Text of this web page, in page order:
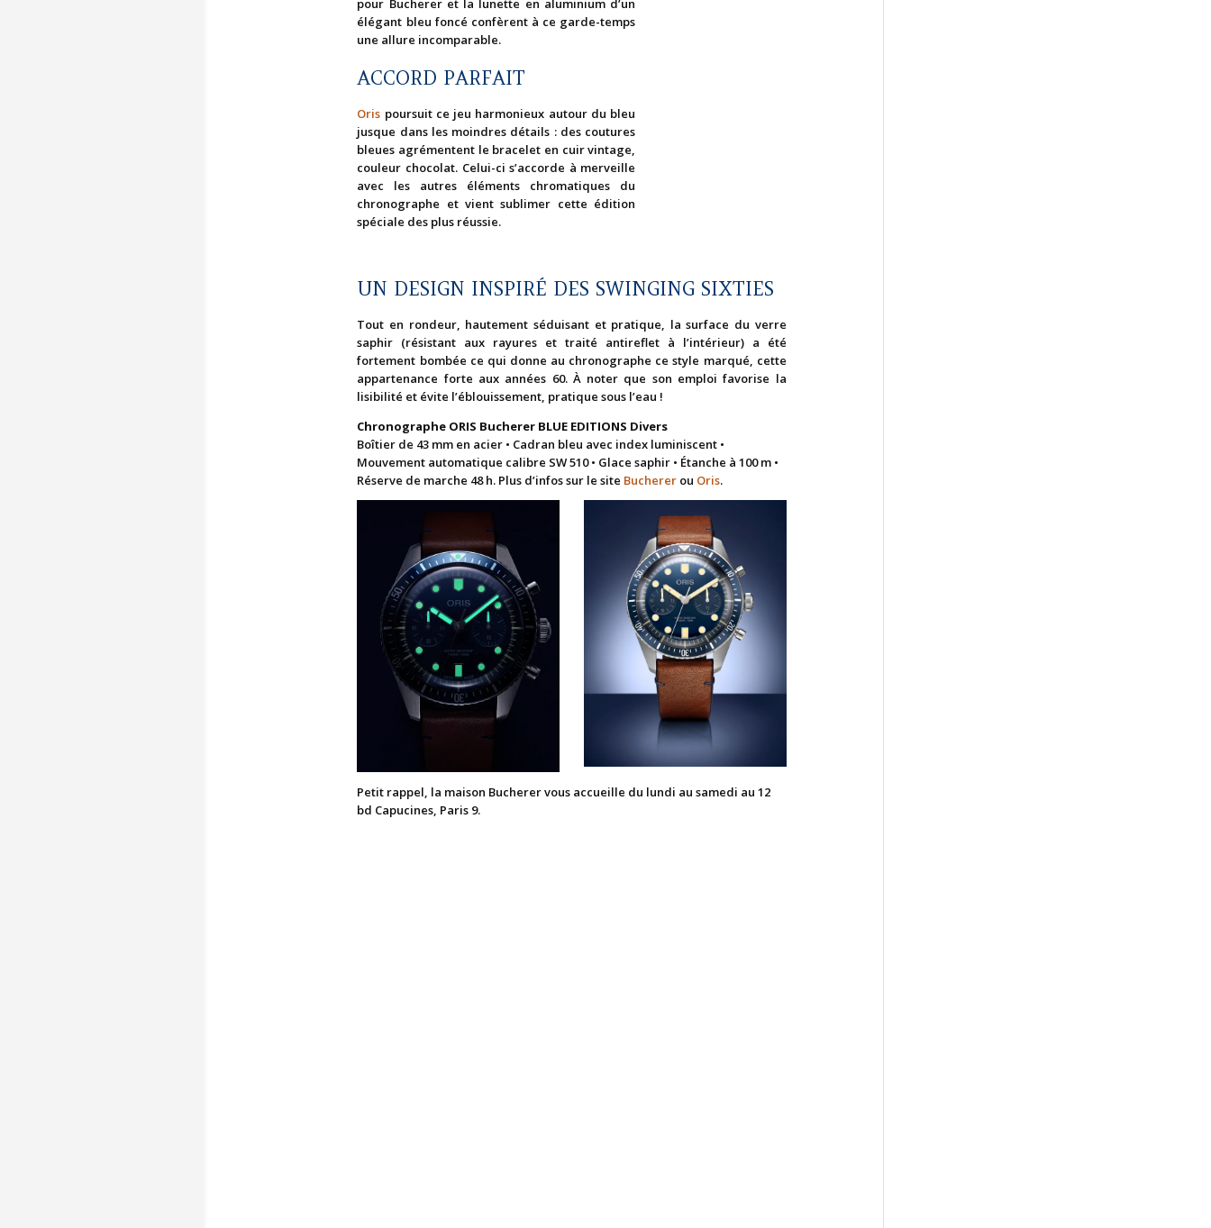
pour Bucherer et la lunette en aluminium d’un
élégant bleu foncé confèrent à ce garde-temps
une allure incomparable.
ACCORD PARFAIT
Oris poursuit ce jeu harmonieux autour du bleu
jusque dans les moindres détails : des coutures
bleues agrémentent le bracelet en cuir vintage,
couleur chocolat. Celui-ci s’accorde à merveille
avec les autres éléments chromatiques du
chronographe et vient sublimer cette édition
spéciale des plus réussie.
UN DESIGN INSPIRÉ DES SWINGING SIXTIES
Tout en rondeur, hautement séduisant et pratique, la surface du verre
saphir (résistant aux rayures et traité antireflet à l’intérieur) a été
fortement bombée ce qui donne au chronographe ce style marqué, cette
appartenance forte aux années 60. À noter que son emploi favorise la
lisibilité et évite l’éblouissement, pratique sous l’eau !
Chronographe ORIS Bucherer BLUE EDITIONS Divers
Boîtier de 43 mm en acier • Cadran bleu avec index luminiscent •
Mouvement automatique calibre SW 510 • Glace saphir • Étanche à 100 m •
Réserve de marche 48 h. Plus d’infos sur le site Bucherer ou Oris.
Petit rappel, la maison Bucherer vous accueille du lundi au samedi au 12
bd Capucines, Paris 9.